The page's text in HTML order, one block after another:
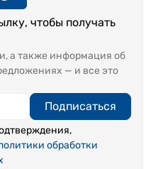
Н2SiO3 - 73,7 мг/л
0,6 г/л
мг/л
при выполнении
по хранению воды
и выпадение
солей. Все это не
качествах напитка.
чтобы получать
а также информация об
— и все это
Подписаться
обработки